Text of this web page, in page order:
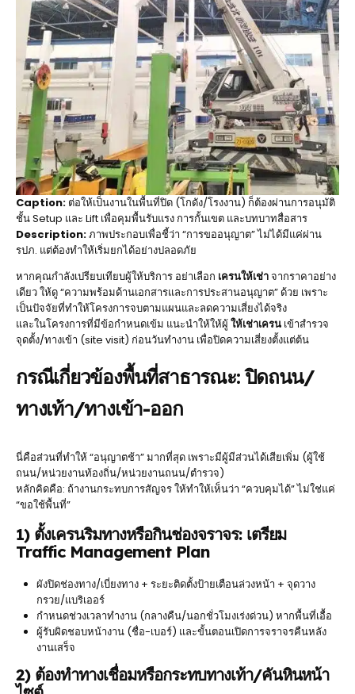
Caption: ต่อให้เป็นงานในพื้นที่ปิด (โกดัง/โรงงาน) ก็ต้องผ่านการอนุมัติ
ชั้น Setup และ Lift เพื่อคุมพื้นรับแรง การกั้นเขต และบทบาทสื่อสาร
Description:ภาพประกอบเพื่อชี้ว่า “การขออนุญาต” ไม่ได้มีแค่ผ่าน
รปภ. แต่ต้องทำให้เริ่มยกได้อย่างปลอดภัย
หากคุณกำลังเปรียบเทียบผู้ให้บริการ อย่าเลือก เครนให้เช่าจากราคาอย่าง
เดียว ให้ดู “ความพร้อมด้านเอกสารและการประสานอนุญาต” ด้วย เพราะ
เป็นปัจจัยที่ทำให้โครงการจบตามแผนและลดความเสี่ยงได้จริง
และในโครงการที่มีข้อกำหนดเข้ม แนะนำให้ให้ผู้ให้เช่าเครน เข้าสำรวจ
จุดตั้ง/ทางเข้า (site visit) ก่อนวันทำงาน เพื่อปิดความเสี่ยงตั้งแต่ต้น
กรณีเกี่ยวข้องพื้นที่สาธารณะ: ปิดถนน/
ทางเท้า/ทางเข้า-ออก
นี่คือส่วนที่ทำให้ “อนุญาตช้า” มากที่สุด เพราะมีผู้มีส่วนได้เสียเพิ่ม (ผู้ใช้
ถนน/หน่วยงานท้องถิ่น/หน่วยงานถนน/ตำรวจ)
หลักคิดคือ: ถ้างานกระทบการสัญจร ให้ทำให้เห็นว่า “ควบคุมได้” ไม่ใช่แค่
“ขอใช้พื้นที่”
1) ตั้งเครนริมทางหรือกินช่องจราจร: เตรียม
Traffic Management Plan
ผังปิดช่องทาง/เบี่ยงทาง + ระยะติดตั้งป้ายเตือนล่วงหน้า + จุดวาง
กรวย/แบริเออร์
กำหนดช่วงเวลาทำงาน (กลางคืน/นอกชั่วโมงเร่งด่วน) หากพื้นที่เอื้อ
ผู้รับผิดชอบหน้างาน (ชื่อ-เบอร์) และขั้นตอนเปิดการจราจรคืนหลัง
งานเสร็จ
2) ต้องทำทางเชื่อมหรือกระทบทางเท้า/คันหินหน้า